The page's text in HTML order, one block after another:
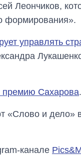
Леончиков,
формирования».
управлять
премию Сахарова.
«Слово и дело»
канале